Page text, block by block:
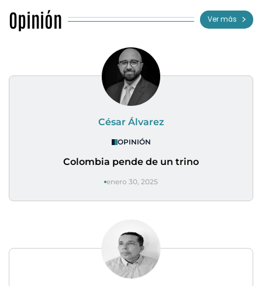
Opinión Ver más
César Álvarez
OPINIÓN
Colombia pende de un trino
enero 30, 2025